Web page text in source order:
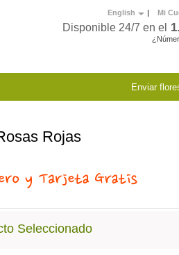
English | Mi
Disponible 24/7 en el
Enviar
Rojas
Seleccionado